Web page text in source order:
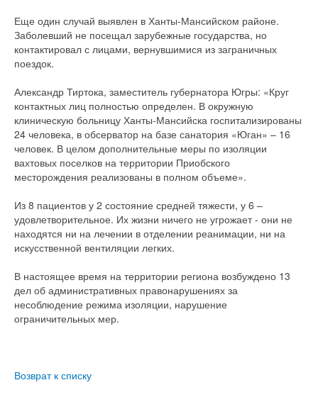
Еще один случай выявлен в Ханты-Мансийском районе.
Заболевший не посещал зарубежные государства, но
контактировал с лицами, вернувшимися из заграничных
поездок.
Александр Тиртока, заместитель губернатора Югры: «Круг
контактных лиц полностью определен. В окружную
клиническую больницу Ханты-Мансийска госпитализированы
24 человека, в обсерватор на базе санатория «Юган» – 16
человек. В целом дополнительные меры по изоляции
вахтовых поселков на территории Приобского
месторождения реализованы в полном объеме».
Из 8 пациентов у 2 состояние средней тяжести, у 6 –
удовлетворительное. Их жизни ничего не угрожает - они не
находятся ни на лечении в отделении реанимации, ни на
искусственной вентиляции легких.
В настоящее время на территории региона возбуждено 13
дел об административных правонарушениях за
несоблюдение режима изоляции, нарушение
ограничительных мер.
Возврат к списку